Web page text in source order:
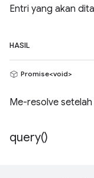
Entri yang akan
HASIL
Promise<void>
Me-resolve
query()